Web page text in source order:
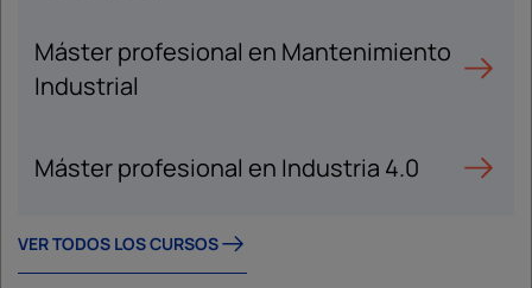
Máster profesional en Mantenimiento
Industrial
Máster profesional en Industria 4.0
VER TODOS LOS CURSOS